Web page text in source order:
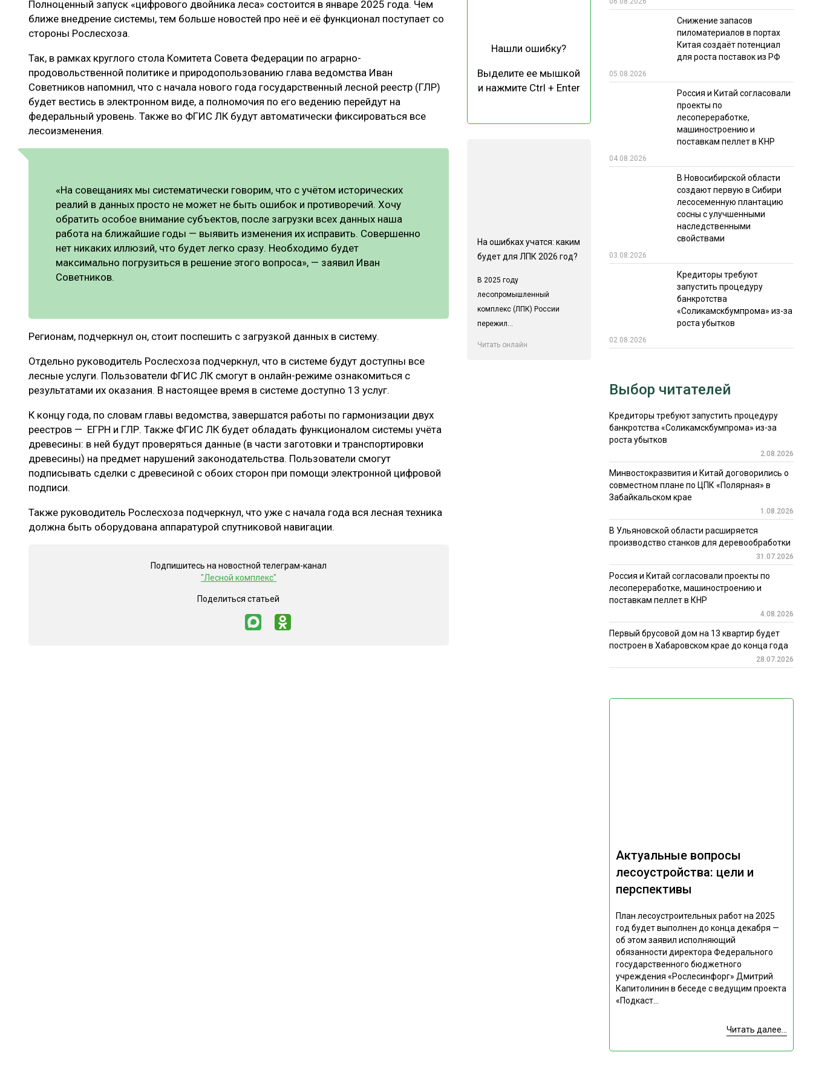
ЛЕСОВОССТАНОВЛЕНИЕ И ЗАЩИТА
ЛОГИСТИКА
ЦБП
СУШКА ДРЕВЕСИНЫ РЫНОК
ОТРАСЛЕВАЯ ДИСКУССИЯ
ЭКСПЕРТНОЕ МНЕНИЕ
ИТОГИ МЕРОПРИЯТИЙ
Полноценный запуск «цифрового двойника леса» состоится в январе 2025 года. Чем
ближе внедрение системы, тем больше новостей про неё и её функционал поступает со
стороны Рослесхоза.
Так, в рамках круглого стола Комитета Совета Федерации по аграрно-
продовольственной политике и природопользованию глава ведомства Иван
Советников напомнил, что с начала нового года государственный лесной реестр (ГЛР)
будет вестись в электронном виде, а полномочия по его ведению перейдут на
федеральный уровень. Также во ФГИС ЛК будут автоматически фиксироваться все
лесоизменения.
«На совещаниях мы систематически говорим, что с учётом исторических
реалий в данных просто не может не быть ошибок и противоречий. Хочу
обратить особое внимание субъектов, после загрузки всех данных наша
работа на ближайшие годы — выявить изменения их исправить. Совершенно
нет никаких иллюзий, что будет легко сразу. Необходимо будет
максимально погрузиться в решение этого вопроса», — заявил Иван
Советников.
Регионам, подчеркнул он, стоит поспешить с загрузкой данных в систему.
Отдельно руководитель Рослесхоза подчеркнул, что в системе будут доступны все
лесные услуги. Пользователи ФГИС ЛК смогут в онлайн-режиме ознакомиться с
результатами их оказания. В настоящее время в системе доступно 13 услуг.
К концу года, по словам главы ведомства, завершатся работы по гармонизации двух
реестров — ЕГРН и ГЛР. Также ФГИС ЛК будет обладать функционалом системы учёта
древесины: в ней будут проверяться данные (в части заготовки и транспортировки
древесины) на предмет нарушений законодательства. Пользователи смогут
подписывать сделки с древесиной с обоих сторон при помощи электронной цифровой
подписи.
Также руководитель Рослесхоза подчеркнул, что уже с начала года вся лесная техника
должна быть оборудована аппаратурой спутниковой навигации.
Подпишитесь на новостной телеграм-канал
"Лесной комплекс"
Поделиться статьей
Нашли ошибку?
Выделите ее мышкой
и нажмите Ctrl + Enter
На ошибках учатся: каким
будет для ЛПК 2026 год?
В 2025 году
лесопромышленный
комплекс (ЛПК) России
пережил...
Читать онлайн
Снижение запасов
пиломатериалов в портах
Китая создаёт потенциал
для роста поставок из РФ
05.08.2026
Россия и Китай согласовали
проекты по
лесопереработке,
машиностроению и
поставкам пеллет в КНР
04.08.2026
В Новосибирской области
создают первую в Сибири
лесосеменную плантацию
сосны с улучшенными
наследственными
свойствами
03.08.2026
Кредиторы требуют
запустить процедуру
банкротства
«Соликамскбумпрома» из-за
роста убытков
02.08.2026
Актуальные вопросы
лесоустройства: цели и
перспективы
План лесоустроительных работ на 2025
год будет выполнен до конца декабря —
об этом заявил исполняющий
обязанности директора Федерального
государственного бюджетного
учреждения «Рослесинфорг» Дмитрий
Капитолинин в беседе с ведущим проекта
«Подкаст...
Читать далее...
Выбор читателей
Кредиторы требуют запустить процедуру
банкротства «Соликамскбумпрома» из-за
роста убытков
2.08.2026
Минвостокразвития и Китай договорились о
совместном плане по ЦПК «Полярная» в
Забайкальском крае
1.08.2026
В Ульяновской области расширяется
производство станков для деревообработки
31.07.2026
Россия и Китай согласовали проекты по
лесопереработке, машиностроению и
поставкам пеллет в КНР
4.08.2026
Первый брусовой дом на 13 квартир будет
построен в Хабаровском крае до конца года
28.07.2026